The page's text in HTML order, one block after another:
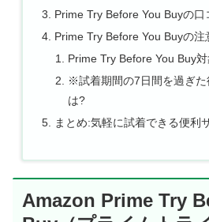
Prime Try Before You Buyの口
Prime Try Before You Buyの注
Prime Try Before You Buy
※試着期間の7日間を過ぎた
は?
まとめ:気軽に試着できる便利
Amazon Prime Try